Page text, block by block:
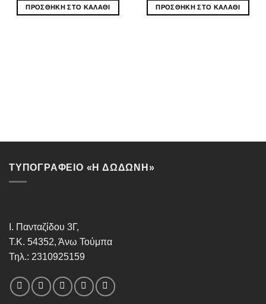
ΠΡΟΣΘΉΚΗ ΣΤΟ ΚΑΛΆΘΙ ΠΡΟΣΘΉΚΗ ΣΤΟ ΚΑΛΆΘΙ
ΤΥΠΟΓΡΑΦΕΙΟ «Η ΔΩΔΩΝΗ»
Ι. Πανταζίδου 3Γ,
Τ.Κ. 54352, Άνω Τούμπα
Τηλ.: 2310925159